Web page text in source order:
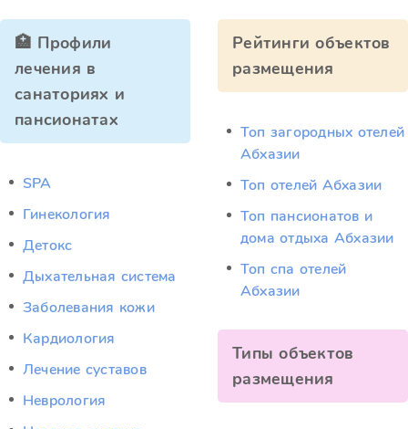
🏥 Профили
лечения в
санаториях и
пансионатах
SPA
Гинекология
Детокс
Дыхательная система
Заболевания кожи
Кардиология
Лечение суставов
Неврология
Рейтинги объектов
размещения
Топ загородных отелей
Абхазии
Топ отелей Абхазии
Топ пансионатов и
дома отдыха Абхазии
Топ спа отелей
Абхазии
Типы объектов
размещения